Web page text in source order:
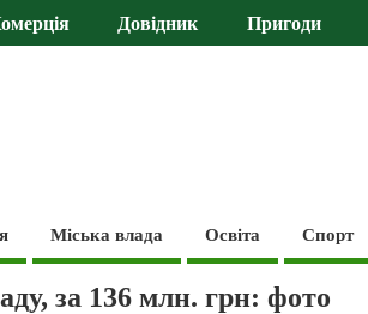
Довідник Пригоди
Міська влада Освіта Спорт
за 136 млн. грн: фото